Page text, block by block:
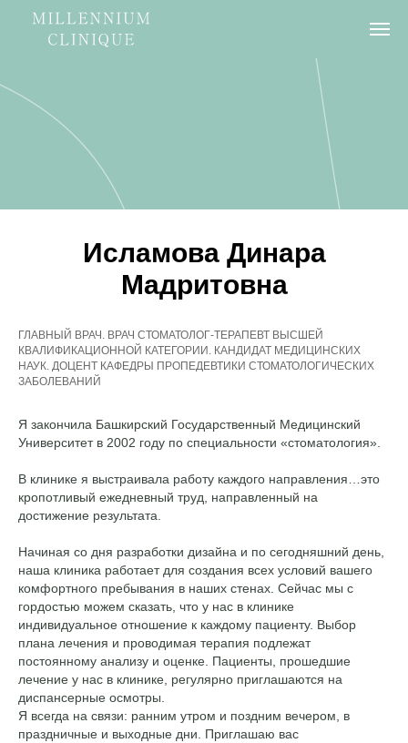
Исламова Динара
Мадритовна
ГЛАВНЫЙ ВРАЧ. ВРАЧ СТОМАТОЛОГ-ТЕРАПЕВТ ВЫСШЕЙ
КВАЛИФИКАЦИОННОЙ КАТЕГОРИИ. КАНДИДАТ МЕДИЦИНСКИХ
НАУК. ДОЦЕНТ КАФЕДРЫ ПРОПЕДЕВТИКИ СТОМАТОЛОГИЧЕСКИХ
ЗАБОЛЕВАНИЙ
Я закончила Башкирский Государственный Медицинский
Университет в 2002 году по специальности «стоматология».
В клинике я выстраивала работу каждого направления…это
кропотливый ежедневный труд, направленный на
достижение результата.
Начиная со дня разработки дизайна и по сегодняшний день,
наша клиника работает для создания всех условий вашего
комфортного пребывания в наших стенах. Сейчас мы с
гордостью можем сказать, что у нас в клинике
индивидуальное отношение к каждому пациенту. Выбор
плана лечения и проводимая терапия подлежат
постоянному анализу и оценке. Пациенты, прошедшие
лечение у нас в клинике, регулярно приглашаются на
диспансерные осмотры.
Я всегда на связи: ранним утром и поздним вечером, в
праздничные и выходные дни. Приглашаю вас